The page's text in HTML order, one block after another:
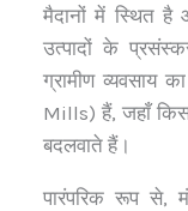
मैदानों में स्थित है
उत्पादों के
ग्रामीण व्यवसाय
Mills) हैं, जहाँ
बदलवाते हैं।
पारंपरिक रूप से,